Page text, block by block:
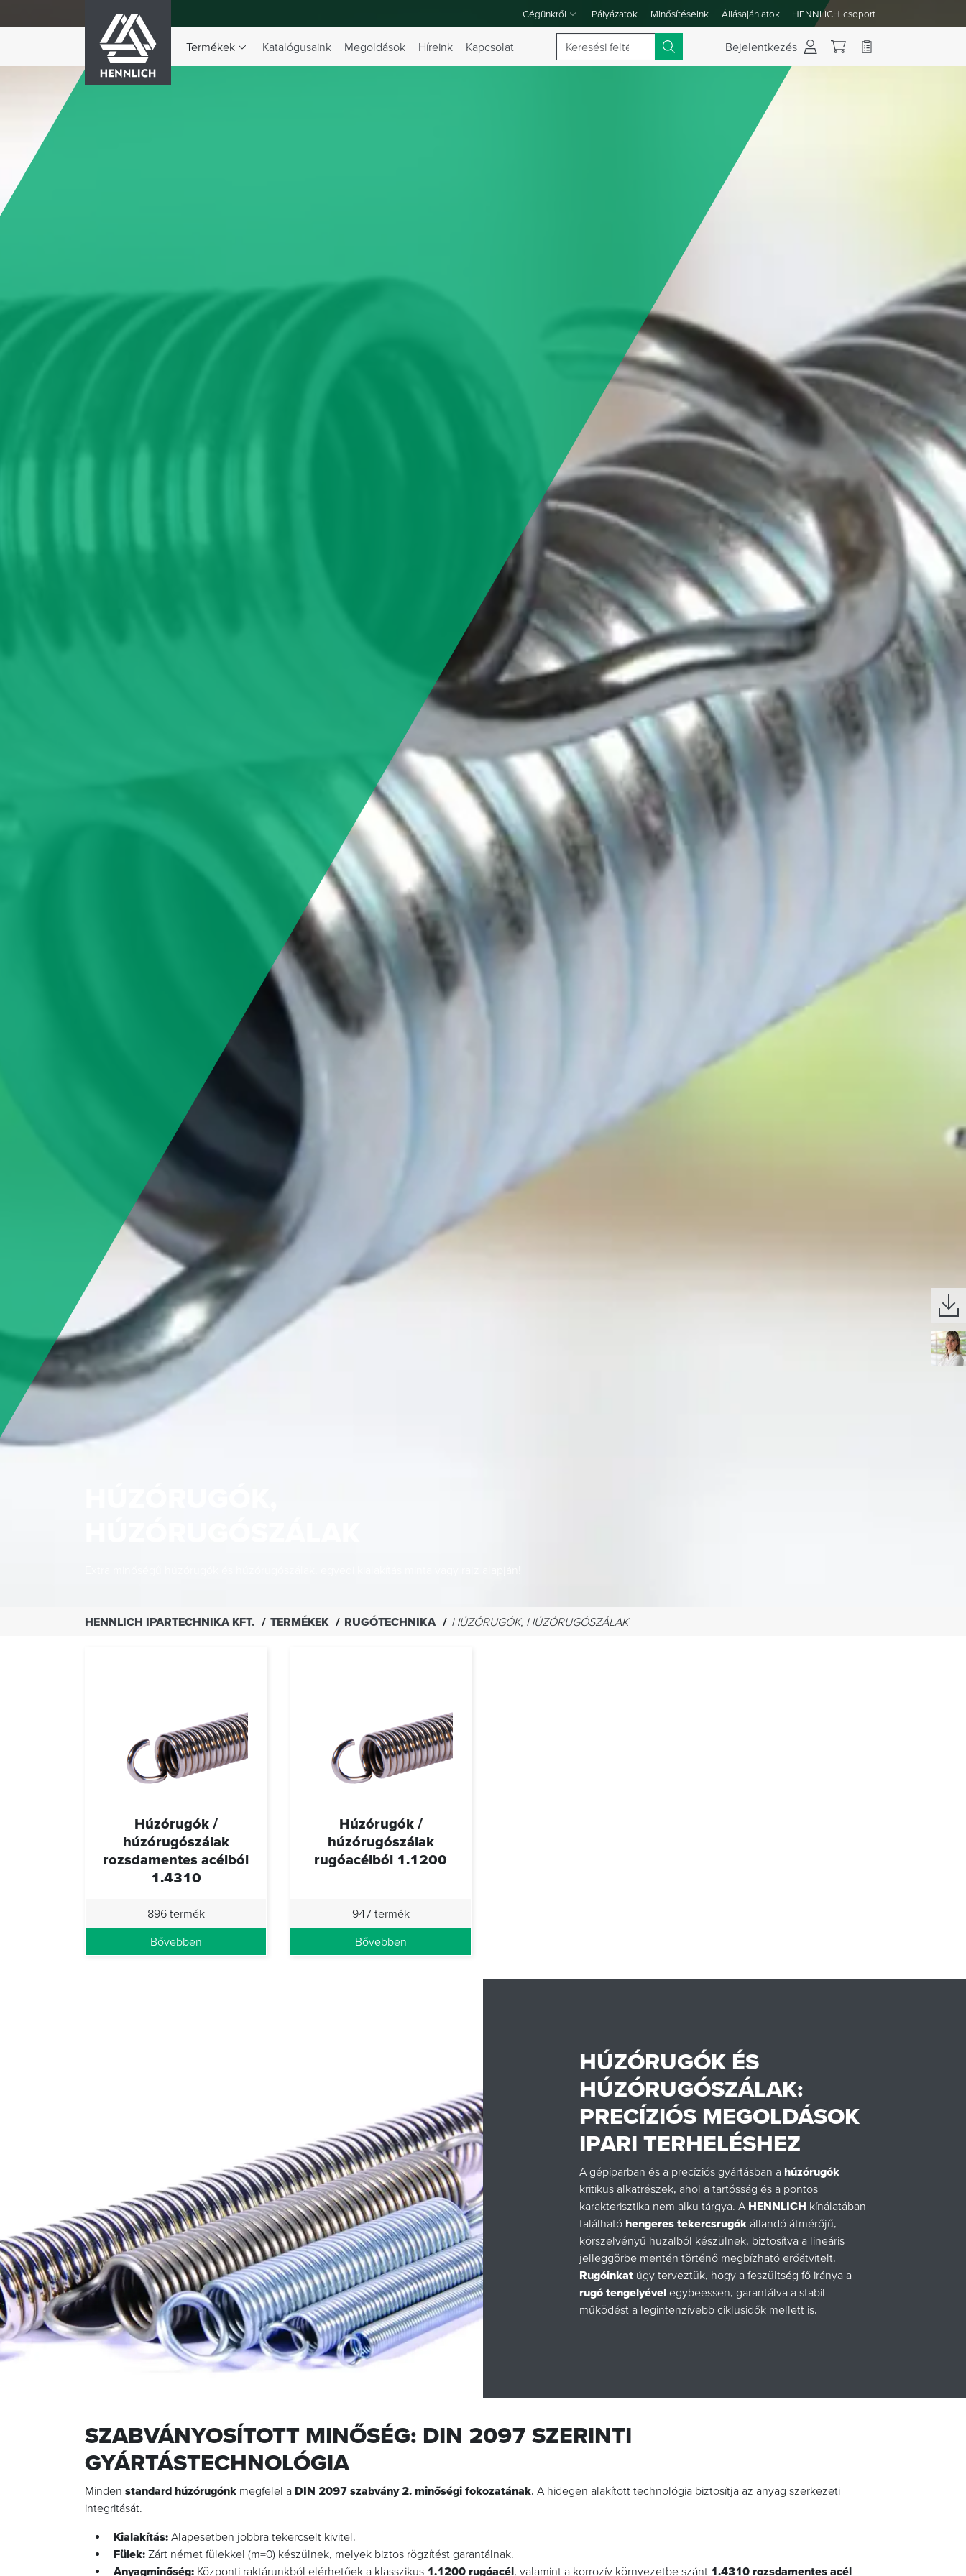
Cégünkről
A Cégünkről legördülő menü váltása
Pályázatok Minősítéseink Állásajánlatok HENNLICH csoport
Termékek
A Termékek legördülő menü váltása
Katalógusaink Megoldások Híreink Kapcsolat Keresés Bejelentkezés
HENNLICH IPARTECHNIKA KFT. TERMÉKEK RUGÓTECHNIKA HÚZÓRUGÓK, HÚZÓRUGÓSZÁLAK
Húzórugók /
húzórugószálak
rozsdamentes acélból
1.4310
896 termék
Bővebben
Húzórugók /
húzórugószálak
rugóacélból 1.1200
947 termék
Bővebben
HÚZÓRUGÓK ÉS
HÚZÓRUGÓSZÁLAK:
PRECÍZIÓS MEGOLDÁSOK
IPARI TERHELÉSHEZ
A gépiparban és a precíziós gyártásban a húzórugók
kritikus alkatrészek, ahol a tartósság és a pontos
karakterisztika nem alku tárgya. A HENNLICH kínálatában
található hengeres tekercsrugók állandó átmérőjű,
körszelvényű huzalból készülnek, biztosítva a lineáris
jelleggörbe mentén történő megbízható erőátvitelt.
Rugóinkat úgy terveztük, hogy a feszültség fő iránya a
rugó tengelyévelegybeessen, garantálva a stabil
működést a legintenzívebb ciklusidők mellett is.
SZABVÁNYOSÍTOTT MINŐSÉG: DIN 2097 SZERINTI
GYÁRTÁSTECHNOLÓGIA
Minden standard húzórugónk megfelel a DIN 2097 szabvány 2. minőségi fokozatának. A hidegen alakított technológia biztosítja az anyag szerkezeti
integritását.
Kialakítás: Alapesetben jobbra tekercselt kivitel.
Fülek: Zárt német fülekkel (m=0) készülnek, melyek biztos rögzítést garantálnak.
Anyagminőség: Központi raktárunkból elérhetőek a klasszikus 1.1200 rugóacél, valamint a korrozív környezetbe szánt 1.4310 rozsdamentes acél